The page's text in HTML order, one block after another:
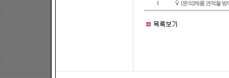
1 [문의]제품 견적을 받